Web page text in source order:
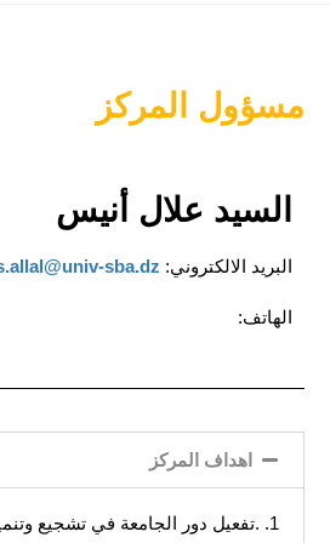
مسؤول المركز
السيد علال أنيس
البريد الالكتروني: sba.dz
الهاتف:
اهداف المركز
1. .تفعيل دور الجامعة في تشجيع وتنمية القدرات الإبداعية والابتكارية..